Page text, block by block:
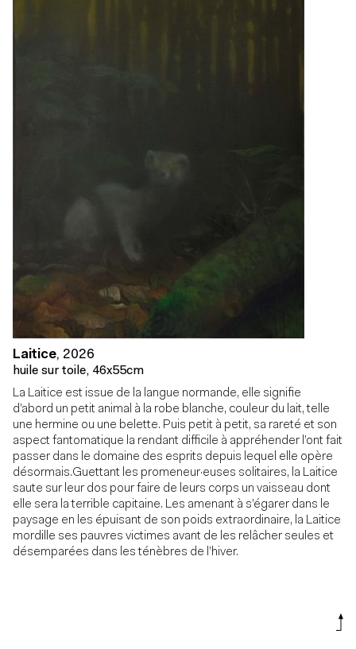
Laitice, 2026
huile sur toile, 46x55cm
La Laitice est issue de la langue normande, elle signifie
d’abord un petit animal à la robe blanche, couleur du lait, telle
une hermine ou une belette. Puis petit à petit, sa rareté et son
aspect fantomatique la rendant difficile à appréhender l’ont fait
passer dans le domaine des esprits depuis lequel elle opère
désormais.Guettant les promeneur·euses solitaires, la Laitice
saute sur leur dos pour faire de leurs corps un vaisseau dont
elle sera la terrible capitaine. Les amenant à s’égarer dans le
paysage en les épuisant de son poids extraordinaire, la Laitice
mordille ses pauvres victimes avant de les relâcher seules et
désemparées dans les ténèbres de l’hiver.